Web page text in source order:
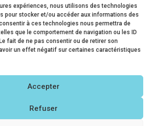
expériences, nous utilisons des technologies
pour stocker et/ou accéder aux informations des
à ces technologies nous permettra de
que le comportement de navigation ou les ID
fait de ne pas consentir ou de retirer son
un effet négatif sur certaines caractéristiques
Accepter
Refuser